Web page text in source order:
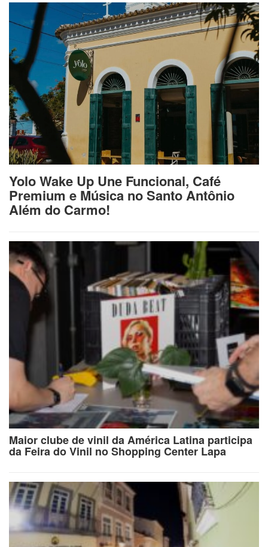
Yolo Wake Up Une Funcional, Café
Premium e Música no Santo Antônio
Além do Carmo!
Maior clube de vinil da América Latina participa
da Feira do Vinil no Shopping Center Lapa